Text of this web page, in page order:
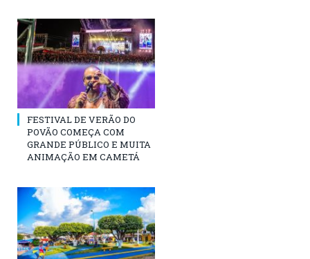
FESTIVAL DE VERÃO DO
POVÃO COMEÇA COM
GRANDE PÚBLICO E MUITA
ANIMAÇÃO EM CAMETÁ